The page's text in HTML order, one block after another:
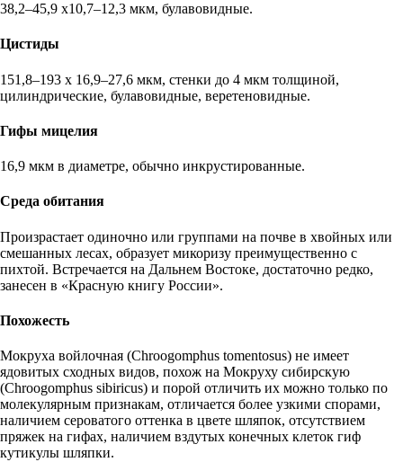
38,2–45,9 х10,7–12,3 мкм, булавовидные.
Цистиды
151,8–193 х 16,9–27,6 мкм, стенки до 4 мкм толщиной,
цилиндрические, булавовидные, веретеновидные.
Гифы мицелия
16,9 мкм в диаметре, обычно инкрустированные.
Среда обитания
Произрастает одиночно или группами на почве в хвойных или
смешанных лесах, образует микоризу преимущественно с
пихтой. Встречается на Дальнем Востоке, достаточно редко,
занесен в «Красную книгу России».
Похожесть
Мокруха войлочная (Chroogomphus tomentosus) не имеет
ядовитых сходных видов, похож на Мокруху сибирскую
(Chroogomphus sibiricus) и порой отличить их можно только по
молекулярным признакам, отличается более узкими спорами,
наличием сероватого оттенка в цвете шляпок, отсутствием
пряжек на гифах, наличием вздутых конечных клеток гиф
кутикулы шляпки.